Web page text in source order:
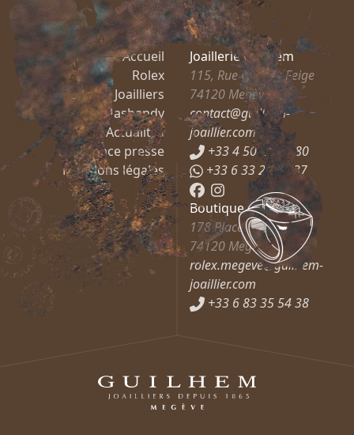
Accueil
Rolex
Guilhem Joailliers
Mashandy
Actualités
Espace presse
Mentions légales
Joaillerie Guilhem
115, Rue Charles Feige
74120 Megève
contact@guilhem-
joaillier.com
+33 4 50 21 66 80
+33 6 33 27 37 37
Boutique Rolex
178 Place de l’Église
74120 Megève
rolex.megeve@guilhem-
joaillier.com
+33 6 83 35 54 38